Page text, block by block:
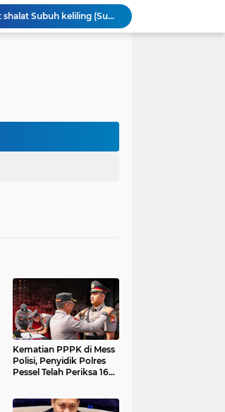
Anggota Polsek Leuwidamar Laksanakan Giat shalat Subuh keliling (Subling) Di Desa Lebakparahiang
Patroli Malam dan Pengamanan Voli, Koramil Bulukerto Jaga Kondusivitas Wilayah
Polemik UHC di PKM Pemandegan Lebak Terjawab: Ini Beda UHC dan Kapitasi Serta Aturan Status Aktif Versi BPJS
Kematian PPPK di Mess
Polisi, Penyidik Polres
Pessel Telah Periksa 16